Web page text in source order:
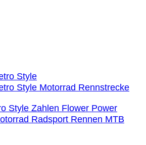
Style Zahlen Flower Power
Radsport Rennen MTB